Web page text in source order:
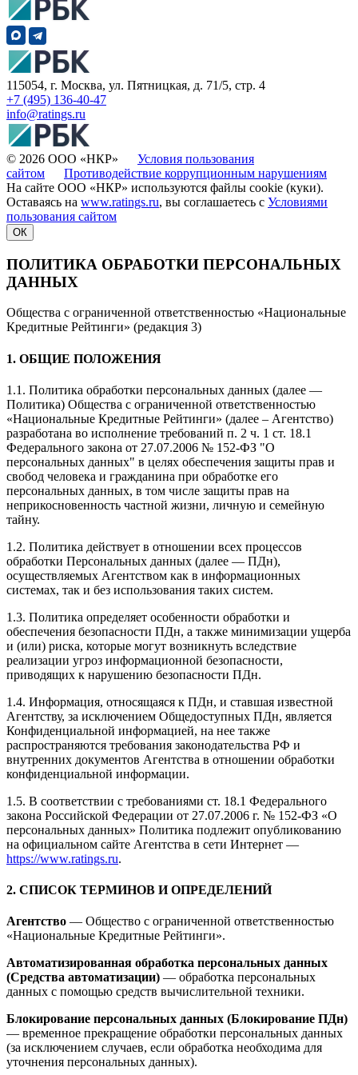
115054, г. Москва, ул. Пятницкая, д. 71/5, стр. 4
+7 (495) 136-40-47
info@ratings.ru
© 2026 ООО «НКР» Условия пользования
сайтом
Противодействие коррупционным нарушениям
На сайте ООО «НКР» используются файлы cookie (куки).
Оставаясь на www.ratings.ru, вы соглашаетесь с Условиями
пользования сайтом
ОК
ПОЛИТИКА ОБРАБОТКИ ПЕРСОНАЛЬНЫХ
ДАННЫХ
Общества с ограниченной ответственностью «Национальные
Кредитные Рейтинги» (редакция 3)
1. ОБЩИЕ ПОЛОЖЕНИЯ
1.1. Политика обработки персональных данных (далее —
Политика) Общества с ограниченной ответственностью
«Национальные Кредитные Рейтинги» (далее – Агентство)
разработана во исполнение требований п. 2 ч. 1 ст. 18.1
Федерального закона от 27.07.2006 № 152-ФЗ "О
персональных данных" в целях обеспечения защиты прав и
свобод человека и гражданина при обработке его
персональных данных, в том числе защиты прав на
неприкосновенность частной жизни, личную и семейную
тайну.
1.2. Политика действует в отношении всех процессов
обработки Персональных данных (далее — ПДн),
осуществляемых Агентством как в информационных
системах, так и без использования таких систем.
1.3. Политика определяет особенности обработки и
обеспечения безопасности ПДн, а также минимизации ущерба
и (или) риска, которые могут возникнуть вследствие
реализации угроз информационной безопасности,
приводящих к нарушению безопасности ПДн.
1.4. Информация, относящаяся к ПДн, и ставшая известной
Агентству, за исключением Общедоступных ПДн, является
Конфиденциальной информацией, на нее также
распространяются требования законодательства РФ и
внутренних документов Агентства в отношении обработки
конфиденциальной информации.
1.5. В соответствии с требованиями ст. 18.1 Федерального
закона Российской Федерации от 27.07.2006 г. № 152-ФЗ «О
персональных данных» Политика подлежит опубликованию
на официальном сайте Агентства в сети Интернет —
https://www.ratings.ru.
2. СПИСОК ТЕРМИНОВ И ОПРЕДЕЛЕНИЙ
Агентство — Общество с ограниченной ответственностью
«Национальные Кредитные Рейтинги».
Автоматизированная обработка персональных данных
(Средства автоматизации) — обработка персональных
данных с помощью средств вычислительной техники.
Блокирование персональных данных (Блокирование ПДн)
— временное прекращение обработки персональных данных
(за исключением случаев, если обработка необходима для
уточнения персональных данных).